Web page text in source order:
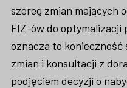
szereg zmian mających
FIZ-ów do optymalizacji
oznacza to konieczność
zmian i konsultacji z
podjęciem decyzji o